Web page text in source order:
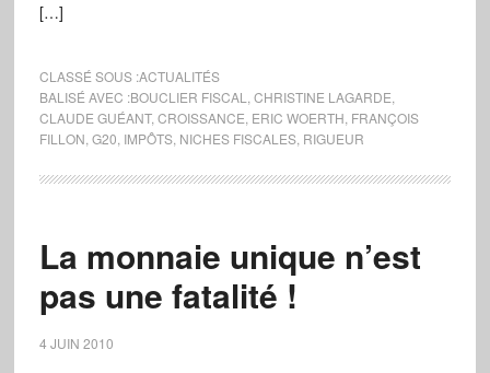
[…]
CLASSÉ SOUS :ACTUALITÉS
BALISÉ AVEC :BOUCLIER FISCAL CHRISTINE LAGARDE
CLAUDE GUÉANT, CROISSANCE ERIC WOERTH FRANÇOIS
FILLON G20 IMPÔTS, NICHES FISCALES, RIGUEUR
La monnaie unique n’est
pas une fatalité !
4 JUIN 2010